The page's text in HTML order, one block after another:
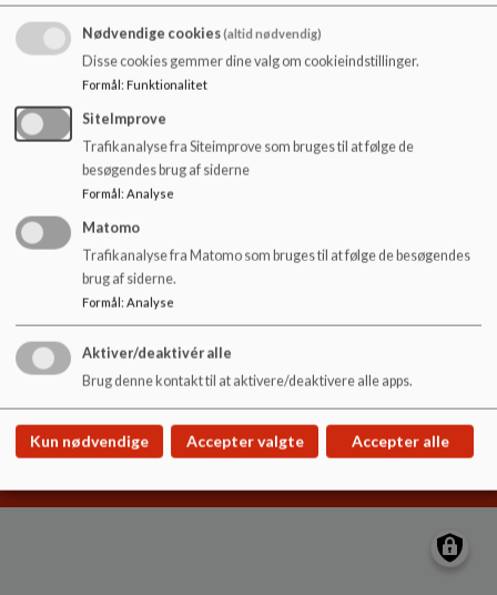
i
Dokumenter
pædagogisk lærerplan version 7 7-4-2021.pdf
Børnehuset Bækdalen
Tendrup Hovvej 7a, 8543 Hornslet
cor@syddjurs.dk
20 10 12 78
Sitemap
Cookie politik
Nødvendige cookies(altid nødvendig)
Disse cookies gemmer dine valg om cookieindstillinger.
Formål: Funktionalitet
SiteImprove
Trafikanalyse fra Siteimprove som bruges til at følge de
besøgendes brug af siderne
Formål: Analyse
Matomo
Trafikanalyse fra Matomo som bruges til at følge de besøgendes
brug af siderne.
Formål: Analyse
Aktiver/deaktivér alle
Brug denne kontakt til at aktivere/deaktivere alle apps.
Kun nødvendige Accepter valgte Accepter alle